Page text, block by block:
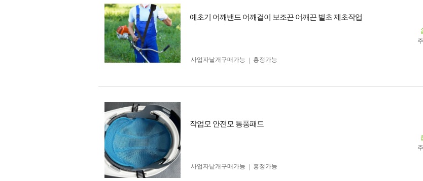
예초기 어깨밴드 어깨걸이 보조끈 어깨끈 벌초 제초작업
사업자 낱개구매가능 흥정가능
작업모 안전모 통풍패드
사업자 낱개구매가능 흥정가능